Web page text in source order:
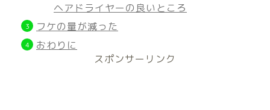
ヘアドライヤーの良いところ
フケの量が減った
おわりに
スポンサーリンク